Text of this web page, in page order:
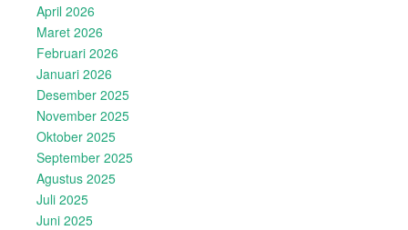
April 2026
Maret 2026
Februari 2026
Januari 2026
Desember 2025
November 2025
Oktober 2025
September 2025
Agustus 2025
Juli 2025
Juni 2025